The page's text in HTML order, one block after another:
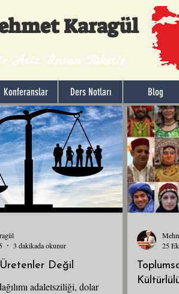
Karagül
Aciz İnsan Tüketir
Konferanslar Ders Notları Blog
Değil
adaletsziliği, dolar
3 dakikada okunur
25